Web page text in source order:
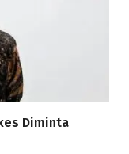
Diminta